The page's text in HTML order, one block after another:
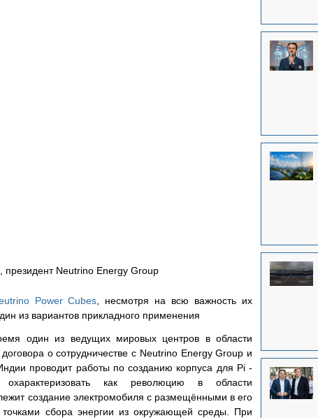
президент Neutrino Energy Group
Power Cubes , несмотря на всю важность их
из вариантов прикладного применения
один из ведущих мировых центров в области
о сотрудничестве с Neutrino Energy Group и
проводит работы по созданию корпуса для Pi -
как революцию в области
создание электромобиля с размещёнными в его
сбора энергии из окружающей среды. При